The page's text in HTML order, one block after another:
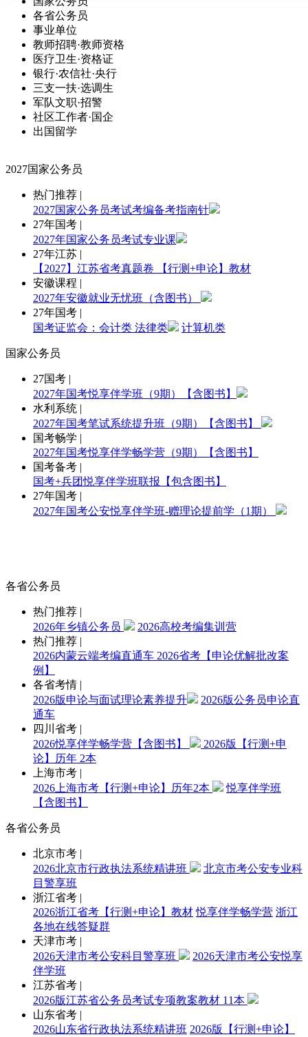
各省公务员
事业单位
教师招聘·教师资格
医疗卫生·资格证
银行·农信社·央行
三支一扶·选调生
军队文职·招警
社区工作者·国企
出国留学
2027国家公务员
热门推荐 |
2027国家公务员考试考编备考指南针
27年国考 |
2027年国家公务员考试专业课
27年江苏 |
【2027】江苏省考真题卷
【行测+申论】教材
安徽课程 |
2027年安徽就业无忧班（含图书）
27年国考 |
国考证监会：会计类 法律类 计算机类
国家公务员
27国考 |
2027年国考悦享伴学班（9期）【含图书】
水利系统 |
2027年国考笔试系统提升班（9期）【含图书】
国考畅学 |
2027年国考悦享伴学畅学营（9期）【含图书】
国考备考 |
国考+兵团悦享伴学班联报【包含图书】
27年国考 |
2027年国考公安悦享伴学班-赠理论提前学（1期）
各省公务员
热门推荐 |
2026年乡镇公务员
2026高校考编集训营
热门推荐 |
2026内蒙云端考编直通车 2026省考【申论优解批改案
例】
各省考情 |
2026版申论与面试理论素养提升
2026版公务员申论直
通车
四川省考 |
2026悦享伴学畅学营【含图书】
2026版【行测+申
论】历年 2本
上海市考 |
2026上海市考【行测+申论】历年2本
悦享伴学班
【含图书】
各省公务员
北京市考 |
2026北京市行政执法系统精讲班
北京市考公安专业科
目警享班
浙江省考 |
2026浙江省考【行测+申论】教材 悦享伴学畅学营 浙江
各地在线答疑群
天津市考 |
2026天津市考公安科目警享班
2026天津市考公安悦享
伴学班
江苏省考 |
2026版江苏省公务员考试专项教案教材 11本
山东省考 |
2026山东省行政执法系统精讲班 2026版【行测+申论】